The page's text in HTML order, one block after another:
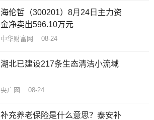
海伦哲（300201）8月24日主力资
金净卖出596.10万元
中华财富网 08-24
湖北已建设217条生态清洁小流域
央广网 08-24
补充养老保险是什么意思？泰安补